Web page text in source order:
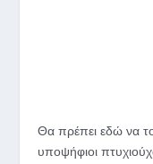
Θα πρέπει εδώ να
υποψήφιοι